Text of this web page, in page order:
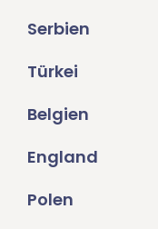
Serbien
Türkei
Belgien
England
Polen